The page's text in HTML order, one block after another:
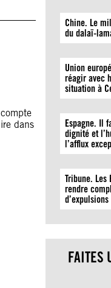
dans
Chine. Le
du dalaï-
Union
réagir avec
situation à
Espagne. Il
dignité et
l’afflux
Tribune.
rendre
FAITES